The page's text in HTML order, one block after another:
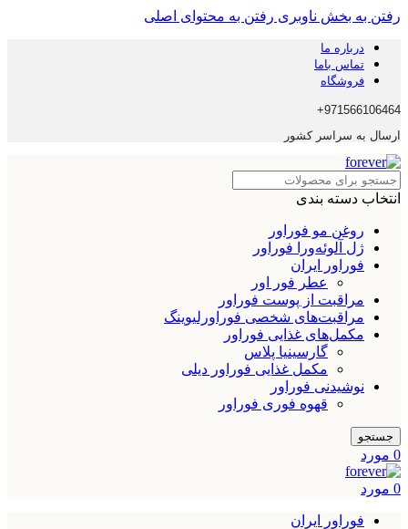
رفتن به بخش ناوبری رفتن به محتوای اصلی
درباره ما
تماس باما
فروشگاه
971566106464+
ارسال به سراسر کشور
انتخاب دسته بندی
روغن مو فوراور
ژل آلوئه‌ورا فوراور
فوراور ایران
عطر فور اور
مراقبت از پوست فوراور
مراقبت‌های شخصی فوراورلیوینگ
مکمل‌های غذایی فوراور
گارسینیا پلاس
مکمل غذایی فوراور دیلی
نوشیدنی فوراور
قهوه فوری فوراور
جستجو
0 مورد
0 مورد
فوراور ایران